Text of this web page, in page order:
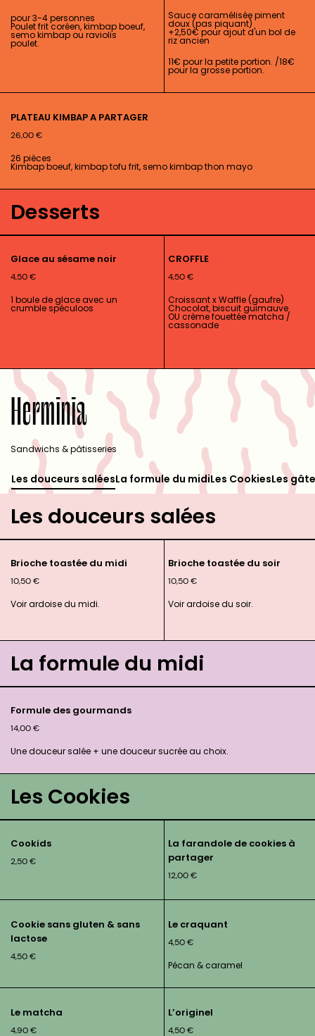
pour 3-4 personnes
Poulet frit coréen, kimbap boeuf,
semo kimbap ou raviolis
poulet.
Sauce caramélisée piment
doux (pas piquant)
+2,50€ pour ajout d'un bol de
riz ancien
11€ pour la petite portion. /18€
pour la grosse portion.
PLATEAU KIMBAP A PARTAGER
26,00€
26 pièces
Kimbap boeuf, kimbap tofu frit, semo kimbap thon mayo
Desserts
Glace au sésame noir
4,50€
1 boule de glace avec un
crumble spéculoos
CROFFLE
4,50€
Croissant x Waffle (gaufre)
Chocolat, biscuit guimauve
OU crème fouettée matcha /
cassonade
Herminia
Sandwichs & pâtisseries
Les douceurs saléesLa formule du midiLes CookiesLes
Les douceurs salées
Brioche toastée du midi
10,50€
Voir ardoise du midi.
Brioche toastée du soir
10,50€
Voir ardoise du soir.
La formule du midi
Formule des gourmands
14,00€
Une douceur salée + une douceur sucrée au choix.
Les Cookies
Cookids
2,50€
La farandole de cookies à
partager
12,00€
Cookie sans gluten & sans
lactose
4,50€
Le craquant
4,50€
Pécan & caramel
Le matcha
4,90€
L’originel
4,50€